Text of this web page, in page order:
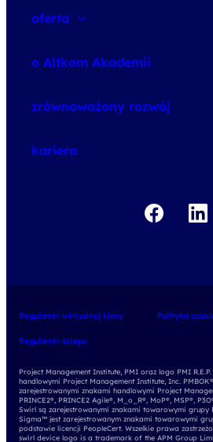
oferta
o Altkom Akademii
zrównoważony rozwój
kariera
Regulamin wirtualnej klasy Polityka
Regulamin sklepu
Project Management Institute, PMI oraz logo PMI
handlowymi Project Management Institute, Inc.
zarejestrowanymi znakami handlowymi Project
PRINCE2®, PRINCE2 Agile®, M_o_R®, MoP®, MSP®,
Swirl są zarejestrowanymi znakami towarowymi grupy
Sigma™ jest zarejestrowanym znakami towarowymi
podstawie licencji PeopleCert. Wszelkie prawa
swirl device logo is a trademark of the APM Group